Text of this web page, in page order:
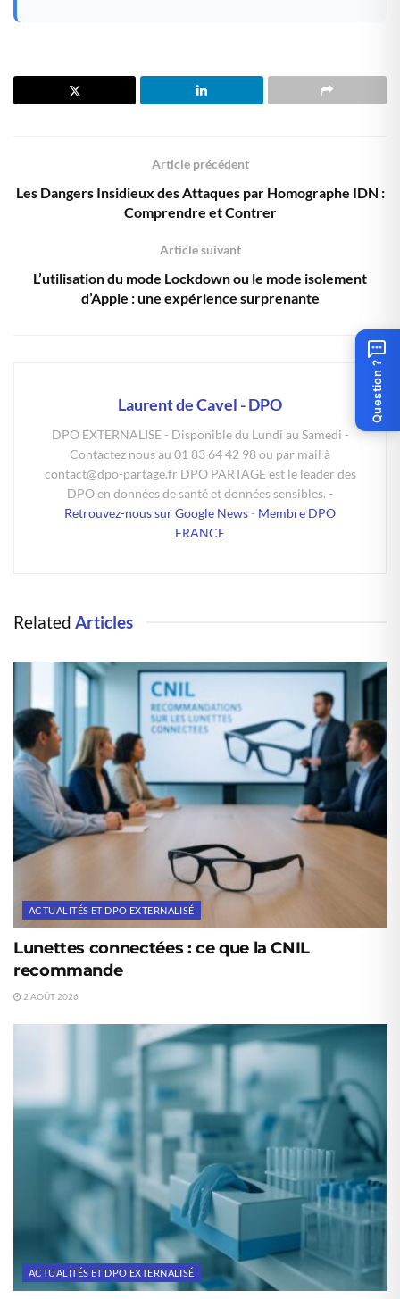
Article précédent
Les Dangers Insidieux des Attaques par Homographe IDN :
Comprendre et Contrer
Article suivant
L’utilisation du mode Lockdown ou le mode isolement
d’Apple : une expérience surprenante
Laurent de Cavel - DPO
DPO EXTERNALISE - Disponible du Lundi au Samedi -
Contactez nous au 01 83 64 42 98 ou par mail à
contact@dpo-partage.fr DPO PARTAGE est le leader des
DPO en données de santé et données sensibles. -
Retrouvez-nous sur Google News- Membre DPO
FRANCE
Related Articles
ACTUALITÉS ET DPO EXTERNALISÉ
Lunettes connectées : ce que la CNIL
recommande
2 AOÛT 2026
ACTUALITÉS ET DPO EXTERNALISÉ
Question ?